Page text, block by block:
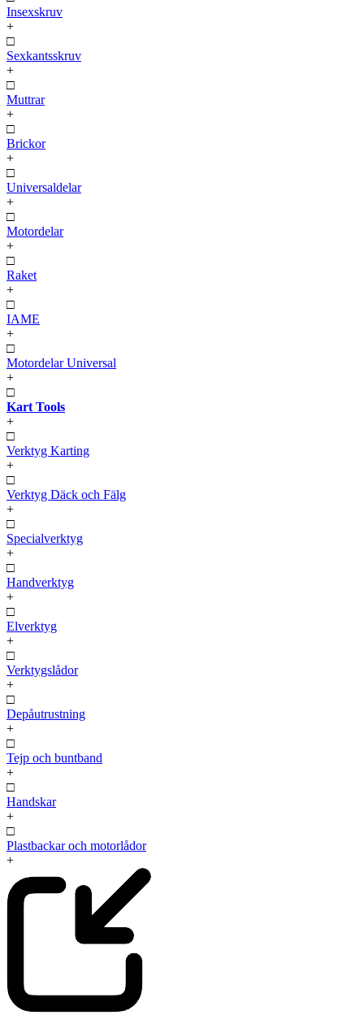
Insexskruv
+
□
Sexkantsskruv
+
□
Muttrar
+
□
Brickor
+
□
Universaldelar
+
□
Motordelar
+
□
Raket
+
□
IAME
+
□
Motordelar Universal
+
□
Kart Tools
+
□
Verktyg Karting
+
□
Verktyg Däck och Fälg
+
□
Specialverktyg
+
□
Handverktyg
+
□
Elverktyg
+
□
Verktygslådor
+
□
Depåutrustning
+
□
Tejp och buntband
+
□
Handskar
+
□
Plastbackar och motorlådor
+